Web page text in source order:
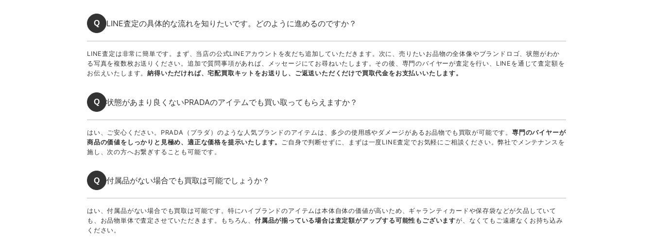
Q LINE査定の具体的な流れを知りたいです。どのように進めるのですか？
LINE査定は非常に簡単です。まず、当店の公式LINEアカウントを友だち追加していただきます。次に、売りたいお品物の全体像やブランドロゴ、状態がわか
る写真を複数枚お送りください。追加で質問事項があれば、メッセージにてお尋ねいたします。その後、専門のバイヤーが査定を行い、LINEを通じて査定額を
お伝えいたします。納得いただければ、宅配買取キットをお送りし、ご返送いただくだけで買取代金をお支払いいたします。
Q 状態があまり良くないPRADAのアイテムでも買い取ってもらえますか？
はい、ご安心ください。PRADA（プラダ）のような人気ブランドのアイテムは、多少の使用感やダメージがあるお品物でも買取が可能です。専門のバイヤーが
商品の価値をしっかりと見極め、適正な価格を提示いたします。
ご自身で判断せずに、まずは一度LINE査定でお気軽にご相談ください。弊社でメンテナンスを
施し、次の方へお繋ぎすることも可能です。
Q 付属品がない場合でも買取は可能でしょうか？
はい、付属品がない場合でも買取は可能です。特にハイブランドのアイテムは本体自体の価値が高いため、ギャランティカードや保存袋などが欠品していて
も、お品物単体で査定させていただきます。もちろん、付属品が揃っている場合は査定額がアップする可能性もございますが、なくてもご遠慮なくお持ち込み
ください。